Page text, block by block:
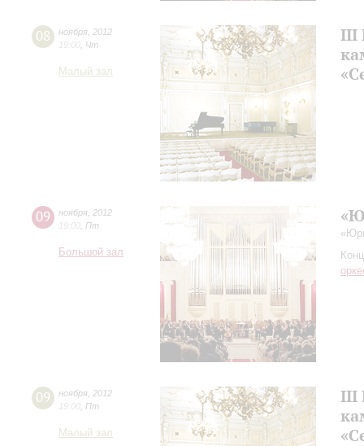
08 ноября 2012
19:00 Чт
Малый зал
III
09 ноября 2012
19:00 Пт
Большой зал
09 ноября 2012
19:00 Пт
Малый зал
III